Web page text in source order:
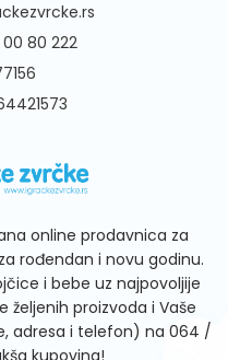
80 222
online prodavnica za
rođendan i novu godinu.
i bebe uz najpovoljije
željenih proizvoda i Vaše
adresa i telefon) na 064 /
kupovina!